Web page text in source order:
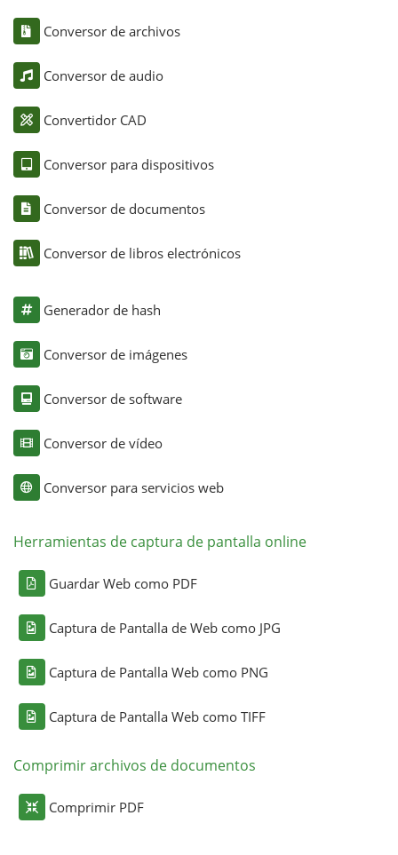
Conversor de archivos
Conversor de audio
Convertidor CAD
Conversor para dispositivos
Conversor de documentos
Conversor de libros electrónicos
Generador de hash
Conversor de imágenes
Conversor de software
Conversor de vídeo
Conversor para servicios web
Herramientas de captura de pantalla online
Guardar Web como PDF
Captura de Pantalla de Web como JPG
Captura de Pantalla Web como PNG
Captura de Pantalla Web como TIFF
Comprimir archivos de documentos
Comprimir PDF